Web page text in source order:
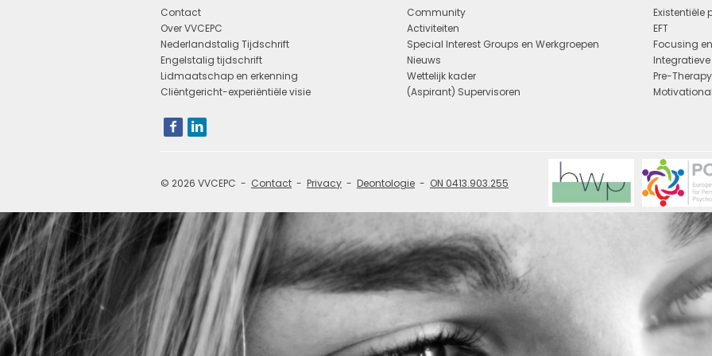
Contact
Over VVCEPC
Nederlandstalig Tijdschrift
Engelstalig tijdschrift
Lidmaatschap en erkenning
Cliëntgericht-experiëntiële visie
Community
Activiteiten
Special Interest Groups en Werkgroepen
Nieuws
Wettelijk kader
(Aspirant) Supervisoren
Existentiële
EFT
Focusing
Pre-Therapy
Bezoek
onze
© 2026 VVCEPC
Contact Privacy Deontologie ON 0413.903.255